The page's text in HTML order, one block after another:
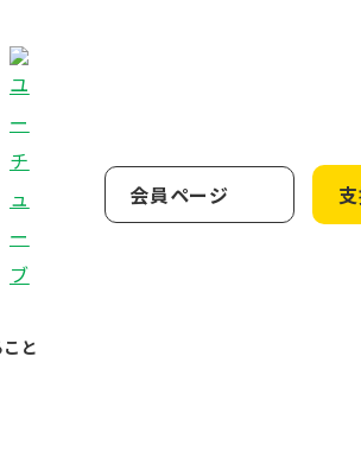
と
会員ページ